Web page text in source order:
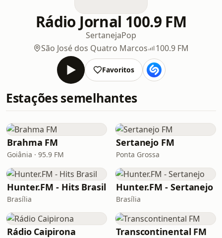
Rádio Jornal 100.9 FM
SertanejaPop
São José dos Quatro Marcos
100.9 FM
Favoritos
Estações semelhantes
Brahma FM
Goiânia · 95.9 FM
Sertanejo FM
Ponta Grossa
Hunter.FM - Hits Brasil
Brasília
Hunter.FM - Sertanejo
Brasília
Rádio Caipirona Transcontinental FM